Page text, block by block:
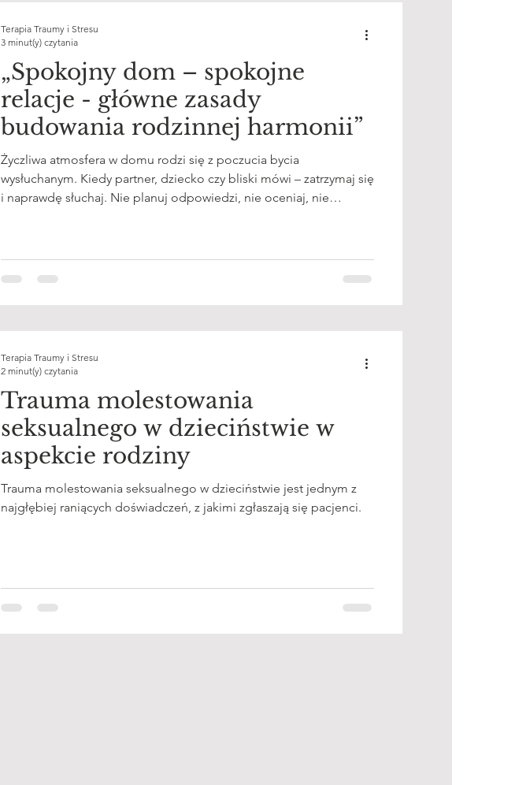
„Spokojny dom – spokojne
relacje - główne zasady
budowania rodzinnej harmonii”
Życzliwa atmosfera w domu rodzi się z poczucia bycia
wysłuchanym. Kiedy partner, dziecko czy bliski mówi – zatrzymaj się
i naprawdę słuchaj. Nie planuj odpowiedzi, nie oceniaj, nie
Terapia Traumy i Stresu
3 minut(y) czytania
Trauma molestowania
seksualnego w dzieciństwie w
aspekcie rodziny
Trauma molestowania seksualnego w dzieciństwie jest jednym z
najgłębiej raniących doświadczeń, z jakimi zgłaszają się pacjenci.
Terapia Traumy i Stresu
2 minut(y) czytania